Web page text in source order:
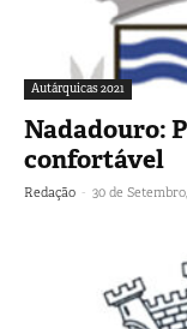
Autárquicas 2021
Nadadouro:
confortável
Redação - 30 de